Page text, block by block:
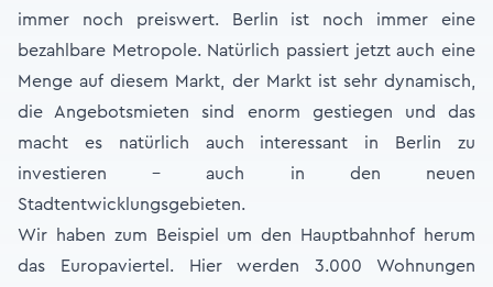
immer noch preiswert. Berlin ist noch immer eine
bezahlbare Metropole. Natürlich passiert jetzt auch eine
Menge auf diesem Markt, der Markt ist sehr dynamisch,
die Angebotsmieten sind enorm gestiegen und das
macht es natürlich auch interessant in Berlin zu
investieren – auch in den neuen
Stadtentwicklungsgebieten.
Wir haben zum Beispiel um den Hauptbahnhof herum
das Europaviertel. Hier werden 3.000 Wohnungen